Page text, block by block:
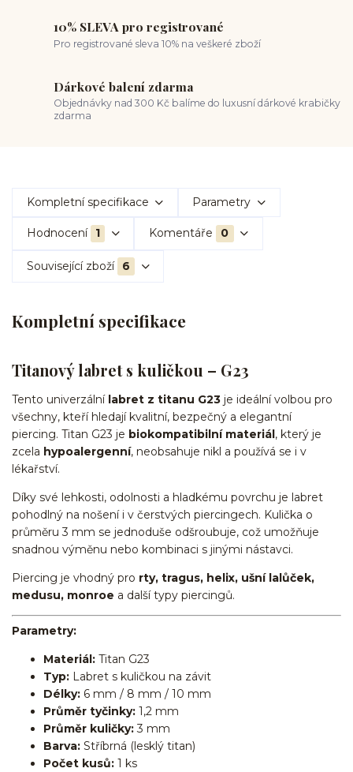
10% SLEVA pro registrované
Pro registrované sleva 10% na veškeré zboží
Dárkové balení zdarma
Objednávky nad 300 Kč balíme do luxusní dárkové krabičky
zdarma
Kompletní specifikace Parametry
Hodnocení 1 Komentáře 0
Související zboží 6
Kompletní specifikace
Titanový labret s kuličkou – G23
Tento univerzální labret z titanu G23 je ideální volbou pro
všechny, kteří hledají kvalitní, bezpečný a elegantní
piercing. Titan G23 je biokompatibilní materiál , který je
zcela hypoalergenní, neobsahuje nikl a používá se i v
lékařství.
Díky své lehkosti, odolnosti a hladkému povrchu je labret
pohodlný na nošení i v čerstvých piercingech. Kulička o
průměru 3 mm se jednoduše odšroubuje, což umožňuje
snadnou výměnu nebo kombinaci s jinými nástavci.
Piercing je vhodný pro rty, tragus, helix, ušní lalůček,
medusu, monroe a další typy piercingů.
Parametry:
Materiál: Titan G23
Typ: Labret s kuličkou na závit
Délky: 6 mm / 8 mm / 10 mm
Průměr tyčinky: 1,2 mm
Průměr kuličky:3 mm
Barva: Stříbrná (lesklý titan)
Počet kusů: 1 ks